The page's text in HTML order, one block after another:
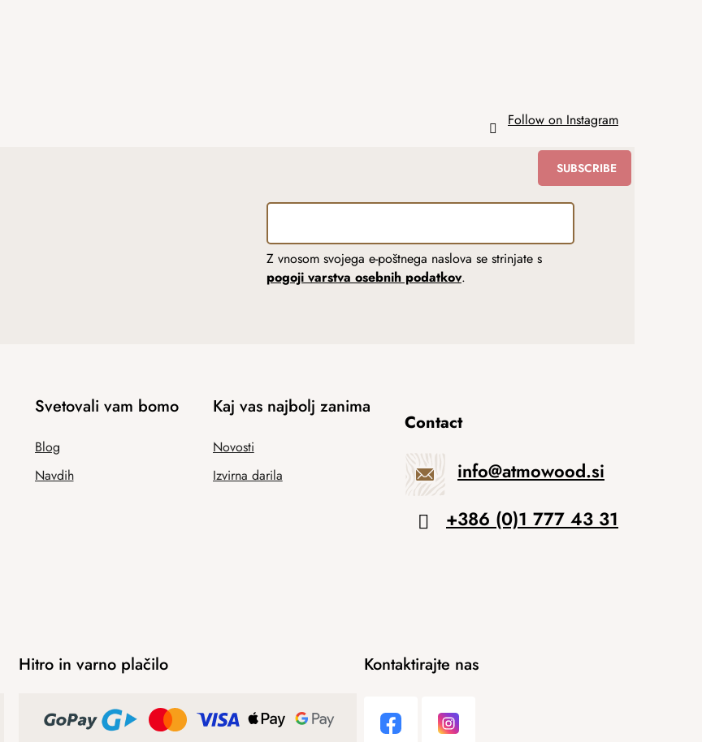
Follow on Instagram
Z vnosom svojega e-poštnega naslova se strinjate s
pogoji varstva osebnih podatkov.
SUBSCRIBE
Svetovali vam bomo
Blog
Navdih
Kaj vas najbolj zanima
Novosti
Izvirna darila
Contact
info@atmowood.si
+386 (0)1 777 43 31
Hitro in varno plačilo Kontaktirajte nas